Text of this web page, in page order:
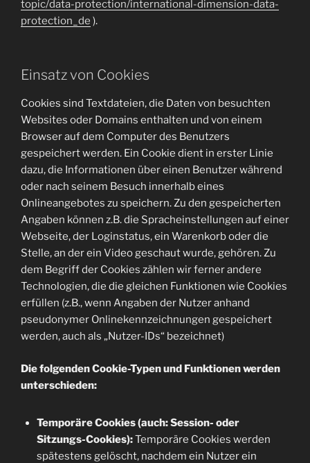
topic/data-protection/international-dimension-data-
protection_de ).
Einsatz von Cookies
Cookies sind Textdateien, die Daten von besuchten
Websites oder Domains enthalten und von einem
Browser auf dem Computer des Benutzers
gespeichert werden. Ein Cookie dient in erster Linie
dazu, die Informationen über einen Benutzer während
oder nach seinem Besuch innerhalb eines
Onlineangebotes zu speichern. Zu den gespeicherten
Angaben können z.B. die Spracheinstellungen auf einer
Webseite, der Loginstatus, ein Warenkorb oder die
Stelle, an der ein Video geschaut wurde, gehören. Zu
dem Begriff der Cookies zählen wir ferner andere
Technologien, die die gleichen Funktionen wie Cookies
erfüllen (z.B., wenn Angaben der Nutzer anhand
pseudonymer Onlinekennzeichnungen gespeichert
werden, auch als „Nutzer-IDs“ bezeichnet)
Die folgenden Cookie-Typen und Funktionen werden
unterschieden:
Temporäre Cookies (auch: Session- oder
Sitzungs-Cookies):Temporäre Cookies werden
spätestens gelöscht, nachdem ein Nutzer ein